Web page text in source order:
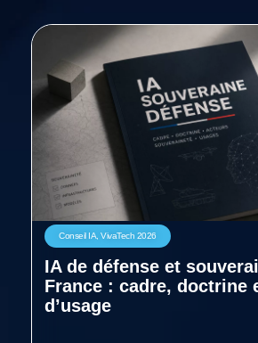
Conseil IA, VivaTech 2026
IA de défense et
France : cadre, doctrine
d’usage